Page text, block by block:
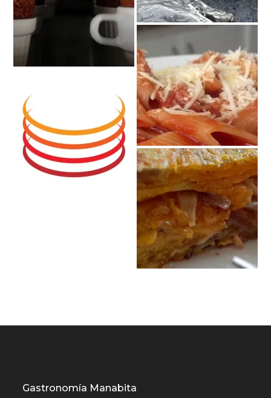
Gastronomía Manabita